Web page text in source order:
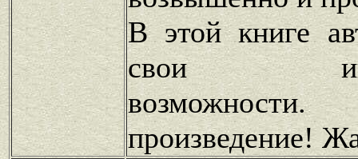
В этой книге
свои
произведение!